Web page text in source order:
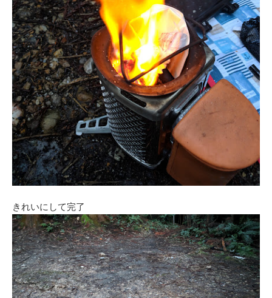
きれいにして完了